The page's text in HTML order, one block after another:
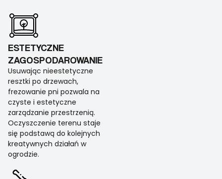
ESTETYCZNE
ZAGOSPODAROWANIE
Usuwając nieestetyczne
resztki po drzewach,
frezowanie pni pozwala na
czyste i estetyczne
zarządzanie przestrzenią.
Oczyszczenie terenu staje
się podstawą do kolejnych
kreatywnych działań w
ogrodzie.